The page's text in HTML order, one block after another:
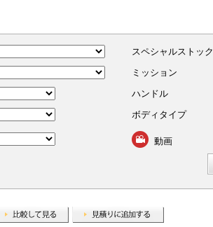
スペシャルストック
ミッション
ハンドル
ボディタイプ
動画
比較して見る